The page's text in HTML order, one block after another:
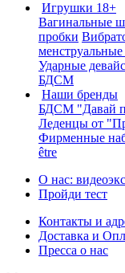
Игрушки 18+
Вагинальные
пробки
Ударные
БДСМ
Наши бренды
БДСМ "Давай
Леденцы от
Фирменные
être
О нас:
Пройди тест
Контакты и
Доставка и
Пресса о нас